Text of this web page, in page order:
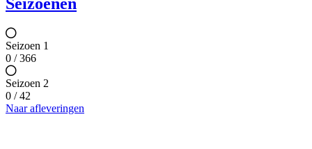
Seizoenen
Seizoen 1
0 / 366
Seizoen 2
0 / 42
Naar afleveringen